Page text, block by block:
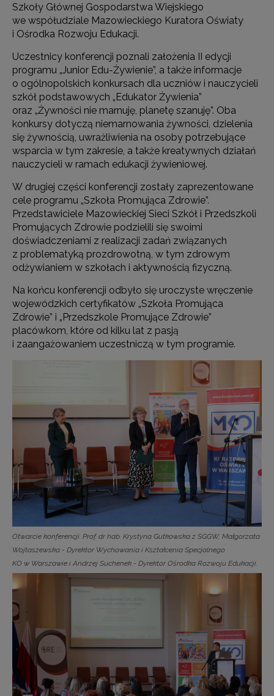
Szkoły Głównej Gospodarstwa Wiejskiego
we współudziale Mazowieckiego Kuratora Oświaty
i Ośrodka Rozwoju Edukacji.
Uczestnicy konferencji poznali założenia II edycji
programu „Junior Edu-Żywienie”, a także informacje
o ogólnopolskich konkursach dla uczniów i nauczycieli
szkół podstawowych „Edukator Żywienia”
oraz „Żywności nie marnuję, planetę szanuję”. Oba
konkursy dotyczą niemarnowania żywności, dzielenia
się żywnością, uwrażliwienia na osoby potrzebujące
wsparcia w tym zakresie, a także kreatywnych działań
nauczycieli w ramach edukacji żywieniowej.
W drugiej części konferencji zostały zaprezentowane
cele programu „Szkoła Promująca Zdrowie”.
Przedstawiciele Mazowieckiej Sieci Szkół i Przedszkoli
Promujących Zdrowie podzielili się swoimi
doświadczeniami z realizacji zadań związanych
z problematyką prozdrowotną, w tym zdrowym
odżywianiem w szkołach i aktywnością fizyczną.
Na końcu konferencji odbyło się uroczyste wręczenie
wojewódzkich certyfikatów „Szkoła Promująca
Zdrowie” i „Przedszkole Promujące Zdrowie”
placówkom, które od kilku lat z pasją
i zaangażowaniem uczestniczą w tym programie.
Otwarcie konferencji. Prof. dr hab. Krystyna Gutkowska z SGGW, Małgorzata
Wojtaszewska - Dyrektor Wychowania i Kształcenia Specjalnego
KO w Warszawie i Andrzej Suchenek - Dyrektor Ośrodka Rozwoju Edukacji.